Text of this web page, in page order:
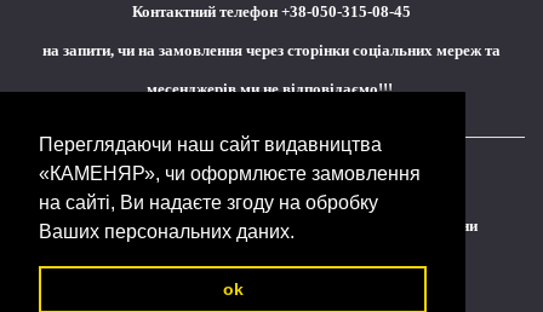
Переглядаючи наш сайт видавництва
«КАМЕНЯР», чи оформлюєте замовлення
на сайті, Ви надаєте згоду на обробку
Ваших персональних даних.
ok
Контактний телефон +38-050-315-08-45
на запити, чи на замовлення через сторінки соціальних мереж та
месенджерів ми не відповідаємо!!!
Кожне наше видання - це внесок у спротив,
у збереження ідентичності та неминучу перемогу України
(видавництво «КАМЕНЯР»)